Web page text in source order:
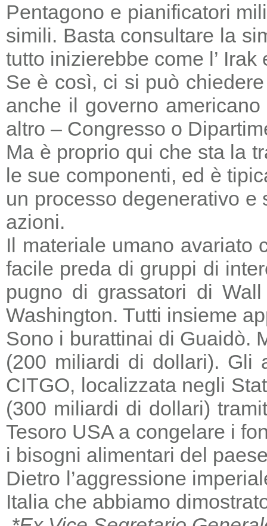
Pentagono e pianificatori
simili. Basta consultare la
tutto inizierebbe come l’
Se è così, ci si può
anche il governo
altro – Congresso o
Ma è proprio qui che sta la
le sue componenti, ed è
un processo degenerativo
azioni.
Il materiale umano avariato
facile preda di gruppi di
pugno di grassatori di
Washington. Tutti insieme
Sono i burattinai di Guaidò.
(200 miliardi di dollari). Gli
CITGO, localizzata negli
(300 miliardi di dollari)
Tesoro USA a congelare i
i bisogni alimentari del
Dietro l’aggressione
Italia che abbiamo